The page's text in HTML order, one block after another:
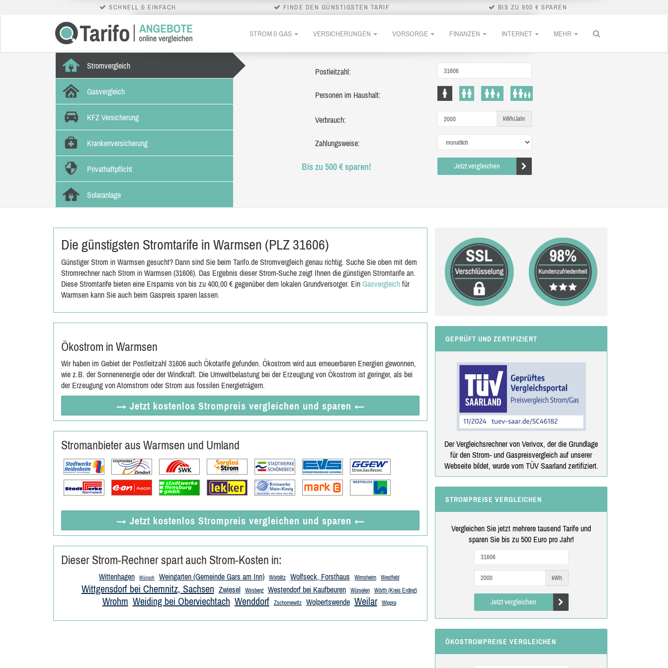
SCHNELL & EINFACH FINDE DEN GÜNSTIGSTEN TARIF BIS ZU 900 € SPAREN
STROM & GAS VERSICHERUNGEN VORSORGE FINANZEN INTERNET MEHR
Stromvergleich
Gasvergleich
KFZ Versicherung
Krankenversicherung
Privathaftpflicht
Solaranlage
Postleitzahl:
Personen im Haushalt:
Verbrauch: kWh/Jahr
Zahlungsweise:
Bis zu 500 € sparen! Jetzt vergleichen
Die günstigsten Stromtarife in Warmsen (PLZ 31606)
Günstiger Strom in Warmsen gesucht? Dann sind Sie beim Tarifo.de Stromvergleich genau richtig. Suche Sie oben mit dem
Stromrechner nach Strom in Warmsen (31606). Das Ergebnis dieser Strom-Suche zeigt Ihnen die günstigen Stromtarife an.
Diese Stromtarife bieten eine Ersparnis von bis zu 400,00 € gegenüber dem lokalen Grundversorger. Ein Gasvergleich für
Warmsen kann Sie auch beim Gaspreis sparen lassen.
Ökostrom in Warmsen
Wir haben im Gebiet der Postleitzahl 31606 auch Ökotarife gefunden. Ökostrom wird aus erneuerbaren Energien gewonnen,
wie z.B. der Sonnenenergie oder der Windkraft. Die Umweltbelastung bei der Erzeugung von Ökostrom ist geringer, als bei
der Erzeugung von Atomstrom oder Strom aus fossilen Energieträgern.
→ Jetzt kostenlos Strompreis vergleichen und sparen ←
Stromanbieter aus Warmsen und Umland
→ Jetzt kostenlos Strompreis vergleichen und sparen ←
Dieser Strom-Rechner spart auch Strom-Kosten in:
Wittenhagen Wünsch Weingarten (Gemeinde Gars am Inn) Wörblitz Wolfseck, Forsthaus Wimsheim Westfeld
Wittgensdorf bei Chemnitz, Sachsen Zwiesel Wirsberg Westendorf bei Kaufbeuren Würselen Wörth (Kreis Erding)
Wrohm Weiding bei Oberviechtach Wenddorf Zschornewitz Wolpertswende Weilar Wippra
GEPRÜFT UND ZERTIFIZIERT
Der Vergleichsrechner von Verivox, der die Grundlage
für den Strom- und Gaspreisvergleich auf unserer
Webseite bildet, wurde vom TÜV Saarland zertifiziert.
STROMPREISE VERGLEICHEN
Vergleichen Sie jetzt mehrere tausend Tarife und
sparen Sie bis zu 500 Euro pro Jahr!
kWh
Jetzt vergleichen
ÖKOSTROMPREISE VERGLEICHEN